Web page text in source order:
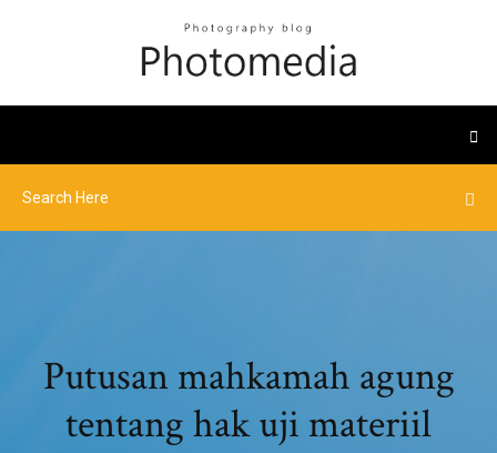
Putusan mahkamah agung
tentang hak uji materiil